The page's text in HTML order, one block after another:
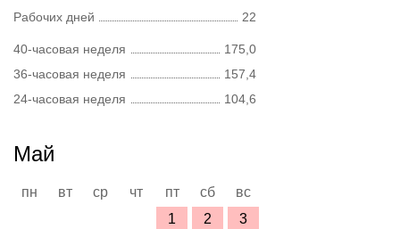
Рабочих дней
22
40-часовая неделя
175,0
36-часовая неделя
157,4
24-часовая неделя
104,6
Май
пн вт ср чт пт сб
вс
1
2
3